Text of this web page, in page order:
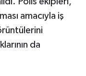
amacıyla iş
da